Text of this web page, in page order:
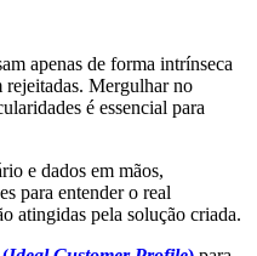
apenas de forma intrínseca
rejeitadas. Mergulhar no
é essencial para
e dados em mãos,
para entender o real
atingidas pela solução criada.